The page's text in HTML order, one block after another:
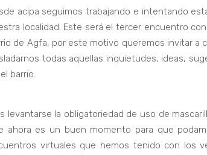
acipa seguimos trabajando e intentando
localidad. Este será el tercer encuentro
de Agfa, por este motivo queremos invitar a
todas aquellas inquietudes, ideas,
barrio.
levantarse la obligatoriedad de uso de
ahora es un buen momento para que
virtuales que hemos tenido con los